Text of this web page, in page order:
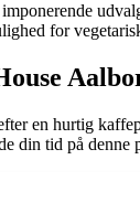
for
en hurtig
din tid på denne